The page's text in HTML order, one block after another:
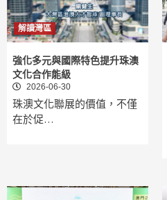
解讀灣區
強化多元與國際特色提升珠澳
文化合作能級
2026-06-30
珠澳文化聯展的價值，不僅
在於促…